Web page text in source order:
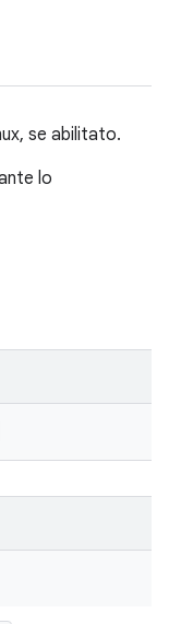
se abilitato.
lo